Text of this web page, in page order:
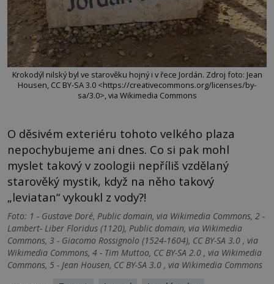
Krokodýl nilský byl ve starověku hojný i v řece Jordán. Zdroj foto: Jean
Housen, CC BY-SA 3.0 <https://creativecommons.org/licenses/by-
sa/3.0>, via Wikimedia Commons
O děsivém exteriéru tohoto velkého plaza
nepochybujeme ani dnes. Co si pak mohl
myslet takový v zoologii nepříliš vzdělaný
starověký mystik, když na něho takový
„leviatan“ vykoukl z vody?!
Foto: 1 - Gustave Doré, Public domain, via Wikimedia Commons, 2 -
Lambert- Liber Floridus (1120), Public domain, via Wikimedia
Commons, 3 - Giacomo Rossignolo (1524-1604), CC BY-SA 3.0 , via
Wikimedia Commons, 4 - Tim Muttoo, CC BY-SA 2.0 , via Wikimedia
Commons, 5 - Jean Housen, CC BY-SA 3.0 , via Wikimedia Commons